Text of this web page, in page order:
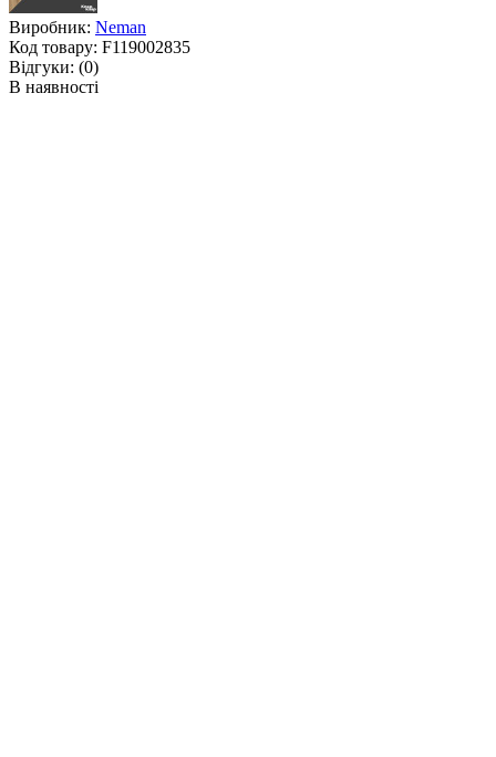
Виробник: Neman
Код товару: F119002835
Відгуки: (0)
В наявності